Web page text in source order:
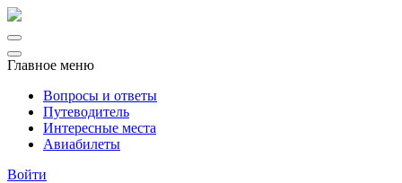
Главное меню
Вопросы и ответы
Путеводитель
Интересные места
Авиабилеты
Войти